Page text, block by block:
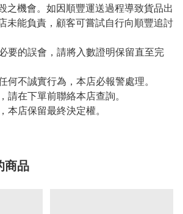
之機會。如因順豐運送過程導致貨品出
未能負責，顧客可嘗試自行向順豐追討
的誤會，請將入數證明保留直至完
不誠實行為，本店必報警處理。
在下單前聯絡本店查詢。
店保留最終決定權。
商品